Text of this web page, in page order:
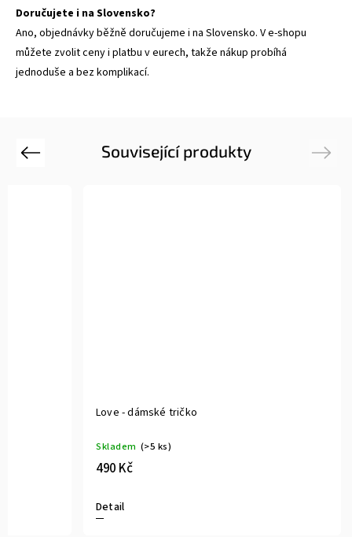
Doručujete i na Slovensko?
Ano, objednávky běžně doručujeme i na Slovensko. V e-shopu
můžete zvolit ceny i platbu v eurech, takže nákup probíhá
jednoduše a bez komplikací.
Související produkty
Previous
Love - dámské tričko
Skladem (>5 ks)
490 Kč
Detail
Next